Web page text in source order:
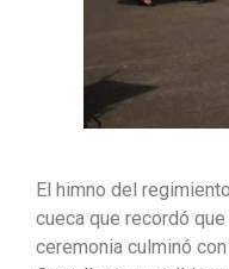
El himno del
cueca que recordó
ceremonia culminó